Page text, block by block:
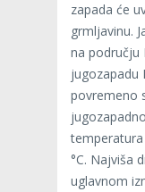
zapada će
grmljavinu.
na području
jugozapadu
povremeno
°C. Najviša
uglavnom